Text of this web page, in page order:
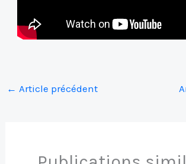
← Article précédent